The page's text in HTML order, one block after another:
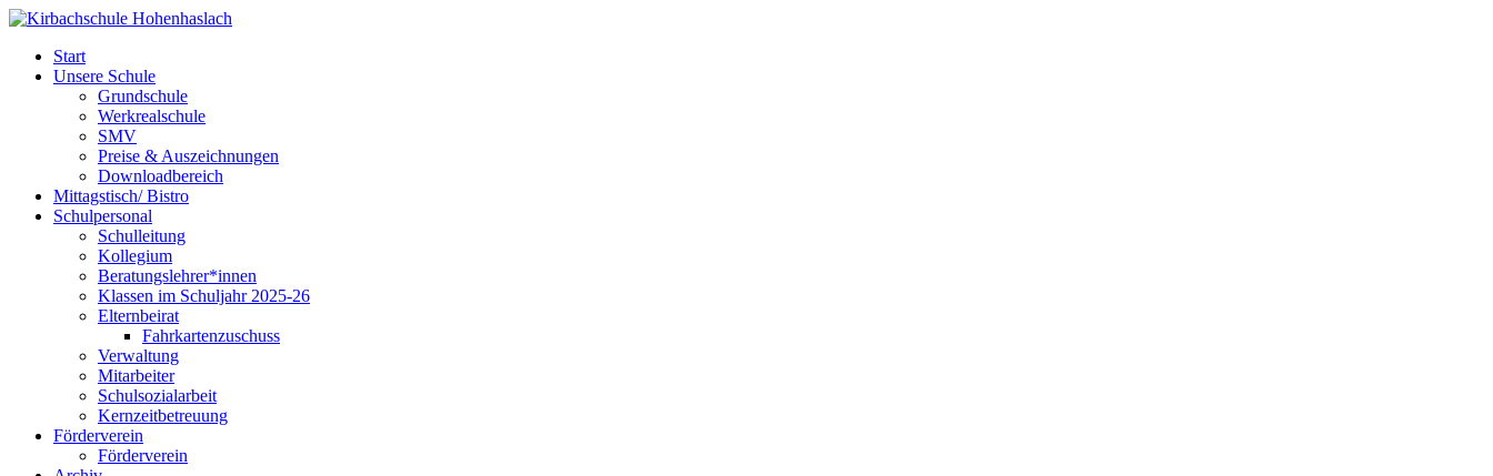
Start
Unsere Schule
Grundschule
Werkrealschule
SMV
Preise & Auszeichnungen
Downloadbereich
Mittagstisch/ Bistro
Schulpersonal
Schulleitung
Kollegium
Beratungslehrer*innen
Klassen im Schuljahr 2025-26
Elternbeirat
Fahrkartenzuschuss
Verwaltung
Mitarbeiter
Schulsozialarbeit
Kernzeitbetreuung
Förderverein
Förderverein